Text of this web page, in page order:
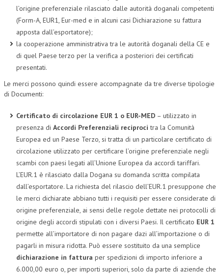
l’origine preferenziale rilasciato dalle autorità doganali competenti
(Form-A, EUR1, Eur-med e in alcuni casi Dichiarazione su fattura
apposta dall’esportatore);
la cooperazione amministrativa tra le autorità doganali della CE e
di quel Paese terzo per la verifica a posteriori dei certificati
presentati.
Le merci possono quindi essere accompagnate da tre diverse tipologie
di Documenti:
Certificato di circolazione EUR 1 o EUR-MED – utilizzato in
presenza di Accordi Preferenziali reciproci tra la Comunità
Europea ed un Paese Terzo, si tratta di un particolare certificato di
circolazione utilizzato per certificare l’origine preferenziale negli
scambi con paesi legati all’Unione Europea da accordi tariffari.
L’EUR.1 è rilasciato dalla Dogana su domanda scritta compilata
dall’esportatore. La richiesta del rilascio dell’EUR.1 presuppone che
le merci dichiarate abbiano tutti i requisiti per essere considerate di
origine preferenziale, ai sensi delle regole dettate nei protocolli di
origine degli accordi stipulati con i diversi Paesi. Il certificato EUR 1
permette all’importatore di non pagare dazi all’importazione o di
pagarli in misura ridotta. Può essere sostituito da una semplice
dichiarazione in fattura per spedizioni di importo inferiore a
6.000,00 euro o, per importi superiori, solo da parte di aziende che